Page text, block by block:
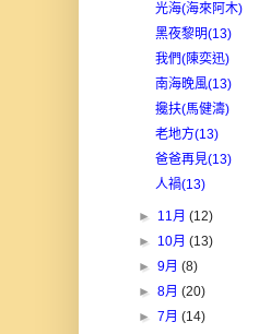
光海(海來阿木)
黑夜黎明(13)
我們(陳奕迅)
南海晚風(13)
攙扶(馬健濤)
老地方(13)
爸爸再見(13)
人禍(13)
► 11月(12)
► 10月(13)
►9月(8)
►8月(20)
►7月(14)